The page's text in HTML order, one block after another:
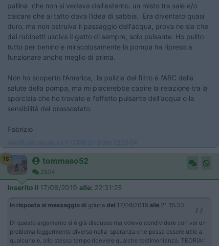
pallina che non si vedeva dall'esterno. un misto tra sale e/o
calcare che al tatto dava l'idea di sabbia. Era diventato quasi
duro, ma non ostruiva il passaggio dell'acqua, prova ne sia che
dai rubinetti usciva il getto di sempre, solo pulsante. Ho pulito
tutto per benino e miracolosamente la pompa ha ripreso a
funzionare anche meglio di prima.
Non ho scoperto l'America, la pulizia del filtro è l'ABC della
salute della pompa, ma mi piacerebbe capire la relazione tra la
sporcizia che ho trovato e l'effetto pulsante dell'acqua o la
sensibilità del pressostato.
Fabrizio
Modificato da gduca il 17/08/2019 alle 22:25:54
18 tommaso52
2504
Inserito il 17/08/2019 alle: 22:31:25
In risposta al messaggio di gduca del 17/08/2019 alle 21:15:33
Di questo argomento si è già discusso ma volevo condividere con voi un
problema leggermente diverso nella speranza che possa essere utile a
qualcuno e, allo stesso tempo ricevere qualche testimonianza. TEORIA::